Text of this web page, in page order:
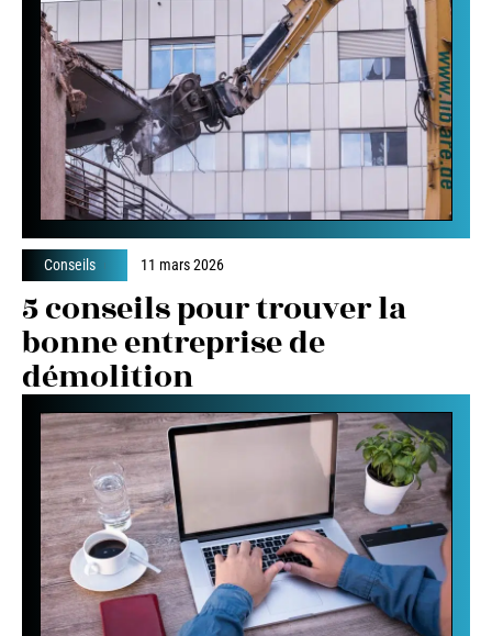
Conseils 11 mars 2026
5 conseils pour trouver la
bonne entreprise de
démolition